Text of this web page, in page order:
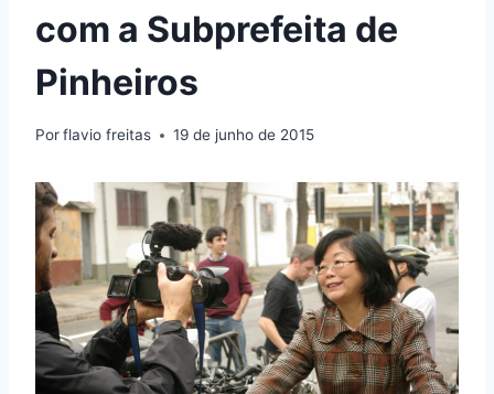
com a Subprefeita de
Pinheiros
Porflavio freitas 19 de junho de 2015